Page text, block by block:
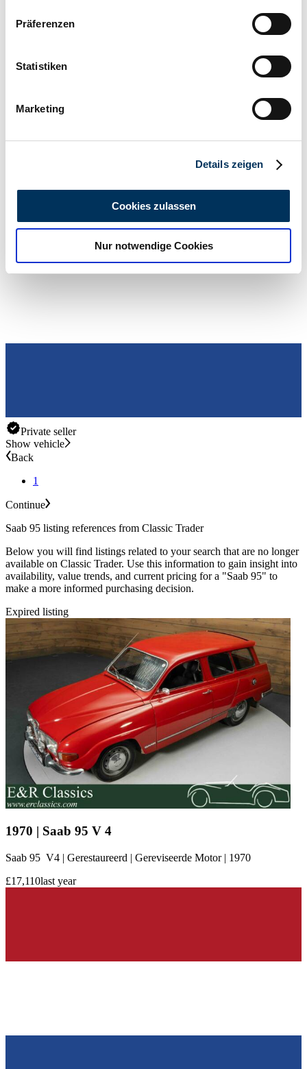
Informationen über Ihre geografische Lage
können
bestimmten Merkmalen (Fingerprinting) identifizieren
Erfahren Sie mehr darüber, wie Ihre persönlichen Daten
analysieren. Außerdem geben wir Informationen zu Ihrer
Verwendung unserer Website an unsere Partner für
soziale Medien, Werbung und Analysen weiter. Unsere
Präferenzen
Statistiken
Marketing
Details zeigen
Cookies zulassen
Nur notwendige Cookies
Private seller
Private seller
Show vehicle
Back
1
Continue
Saab 95 listing references from Classic Trader
Below you will find listings related to your search that are no longer
available on Classic Trader. Use this information to gain insight into
availability, value trends, and current pricing for a "Saab 95" to
make a more informed purchasing decision.
Expired listing
1970 | Saab 95 V 4
Saab 95 V4 | Gerestaureerd | Gereviseerde Motor | 1970
£17,110last year